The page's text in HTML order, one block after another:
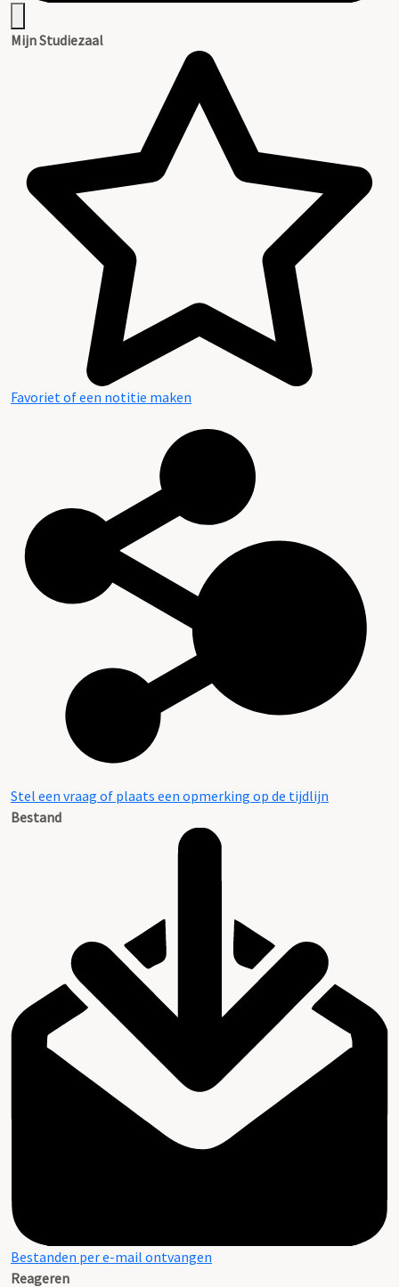
Mijn Studiezaal
Favoriet of een notitie maken
Stel een vraag of plaats een opmerking op de tijdlijn
Bestand
Bestanden per e-mail ontvangen
Reageren